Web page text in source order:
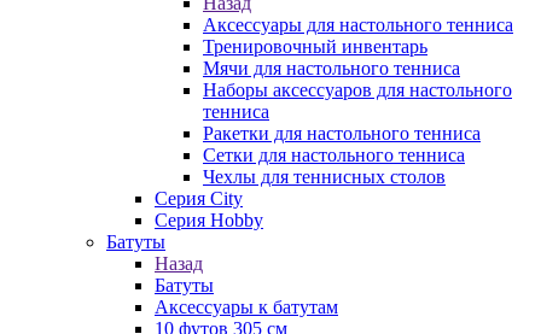
Аксессуары для настольного тенниса
Тренировочный инвентарь
Мячи для настольного тенниса
Наборы аксессуаров для настольного
тенниса
Ракетки для настольного тенниса
Сетки для настольного тенниса
Чехлы для теннисных столов
Серия City
Серия Hobby
Батуты
Назад
Батуты
Аксессуары к батутам
10 футов 305 см